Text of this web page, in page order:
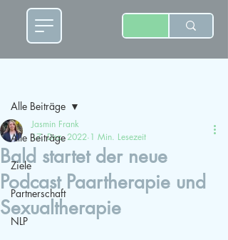
Alle Beiträge
Ziele
Partnerschaft
NLP
Alle Beiträge
Bald startet der neue
Podcast Paartherapie und
Sexualtherapie
Jasmin Frank
17. Dez. 2022 1 Min. Lesezeit